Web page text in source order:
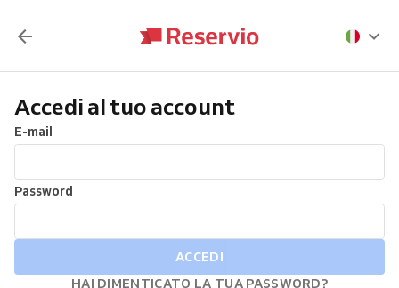
Accedi al tuo account
E-mail
Password
ACCEDI
HAI DIMENTICATO LA TUA PASSWORD?